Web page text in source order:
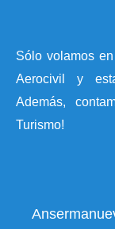
Sólo volamos
Aerocivil y
Además,
Turismo!